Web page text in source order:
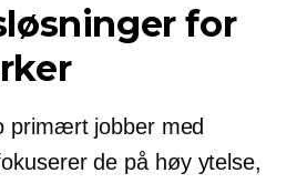
for
primært jobber med
de på høy ytelse,